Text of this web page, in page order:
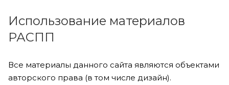
Использование материалов
РАСПП
Все материалы данного сайта являются объектами
авторского права (в том числе дизайн).